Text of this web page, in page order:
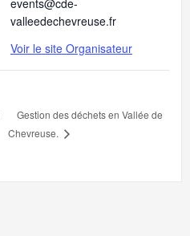
events@cde-
valleedechevreuse.fr
Voir le site Organisateur
Gestion des déchets en Vallée de
Chevreuse.